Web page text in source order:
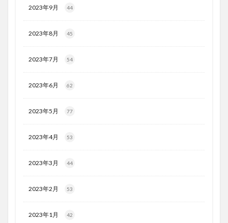
2023年9月 44
2023年8月 45
2023年7月 54
2023年6月 62
2023年5月 77
2023年4月 53
2023年3月 44
2023年2月 53
2023年1月 42